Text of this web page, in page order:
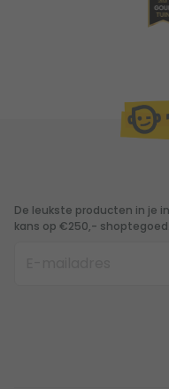
De leukste producten in je
kans op €250,- shoptegoed.